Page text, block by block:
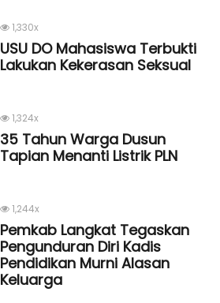
1,330x
USU DO Mahasiswa Terbukti
Lakukan Kekerasan Seksual
1,324x
35 Tahun Warga Dusun
Tapian Menanti Listrik PLN
1,244x
Pemkab Langkat Tegaskan
Pengunduran Diri Kadis
Pendidikan Murni Alasan
Keluarga